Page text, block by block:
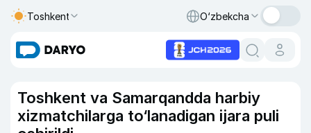
Toshkent O‘zbekcha
Toshkent va Samarqandda harbiy
xizmatchilarga to‘lanadigan ijara puli